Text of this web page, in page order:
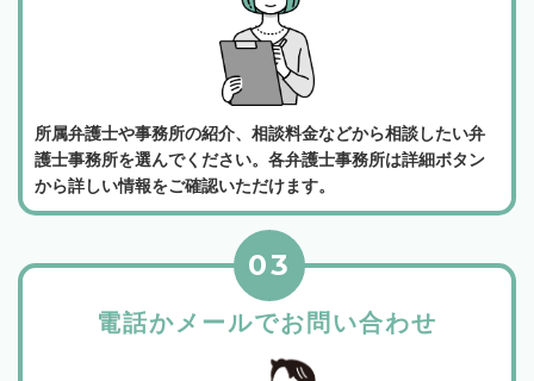
所属弁護士や事務所の紹介、相談料金などから相談したい弁
護士事務所を選んでください。各弁護士事務所は詳細ボタン
から詳しい情報をご確認いただけます。
電話かメールでお問い合わせ
03